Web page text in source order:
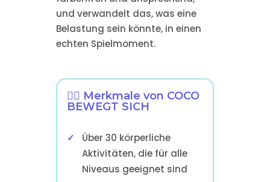
und verwandelt das, was eine
Belastung sein könnte, in einen
echten Spielmoment.
🏃‍♂️ Merkmale von COCO
BEWEGT SICH
Über 30 körperliche
Aktivitäten, die für alle
Niveaus geeignet sind